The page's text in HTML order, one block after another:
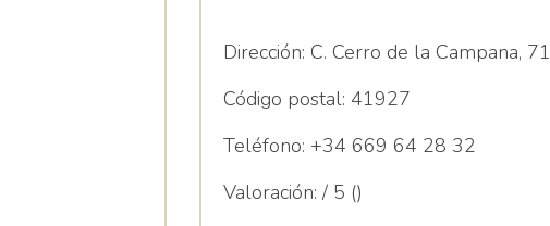
Dirección: C. Cerro de la Campana, 71
Código postal: 41927
Teléfono: +34 669 64 28 32
Valoración: / 5 ()